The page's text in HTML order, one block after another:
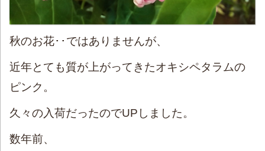
秋のお花･･ではありませんが、
近年とても質が上がってきたオキシペタラムの
ピンク。
久々の入荷だったのでUPしました。
数年前、